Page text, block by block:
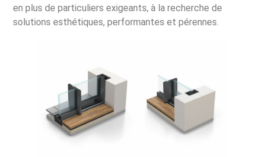
en plus de particuliers exigeants, à la recherche de
solutions esthétiques, performantes et pérennes.